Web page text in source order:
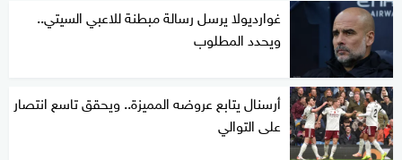
غوارديولا يرسل رسالة مبطنة للاعبي السيتي..
ويحدد المطلوب
أرسنال يتابع عروضه المميزة.. ويحقق تاسع انتصار
على التوالي